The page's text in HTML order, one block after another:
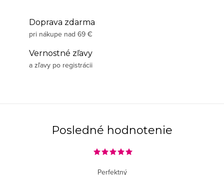
Doprava zdarma
pri nákupe nad 69 €
Vernostné zľavy
a zľavy po registrácii
Posledné hodnotenie
Perfektný